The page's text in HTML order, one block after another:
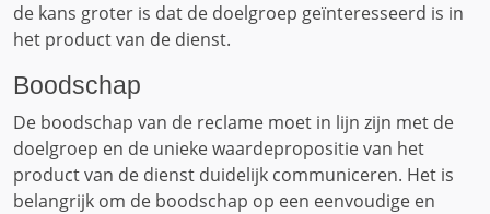
de kans groter is dat de doelgroep geïnteresseerd is in
het product van de dienst.
Boodschap
De boodschap van de reclame moet in lijn zijn met de
doelgroep en de unieke waardepropositie van het
product van de dienst duidelijk communiceren. Het is
belangrijk om de boodschap op een eenvoudige en